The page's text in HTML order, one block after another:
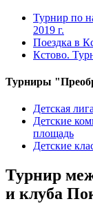
Турнир по
2019 г.
Поездка в
Кстово.
Турниры
Детская
Детские
площадь
Детские
Турнир
и клуба